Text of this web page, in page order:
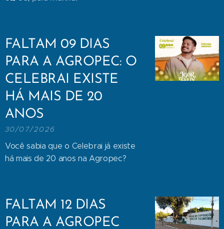
FALTAM 09 DIAS
PARA A AGROPEC: O
CELEBRAI EXISTE
HÁ MAIS DE 20
ANOS
30/07/2026
Você sabia que o Celebrai já existe
há mais de 20 anos na Agropec?
FALTAM 12 DIAS
PARA A AGROPEC